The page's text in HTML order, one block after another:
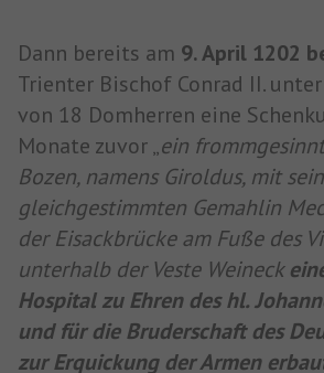
Dann bereits am 9. April 1202
Trienter Bischof Conrad II.
von 18 Domherren eine
Monate zuvor „ein
Bozen, namens Giroldus, mit
gleichgestimmten Gemahlin
der Eisackbrücke am Fuße des
unterhalb der Veste Weineck
Hospital zu Ehren des hl.
und für die Bruderschaft des
zur Erquickung der Armen